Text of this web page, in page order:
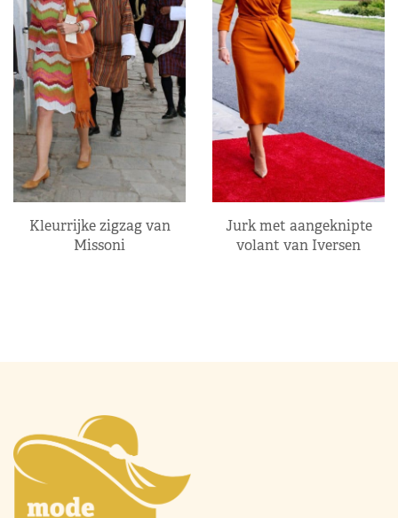
Kleurrijke zigzag van
Missoni
Jurk met aangeknipte
volant van Iversen